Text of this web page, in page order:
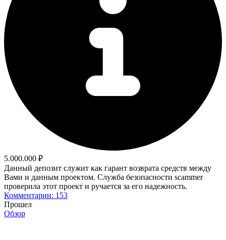
5.000.000 ₽
Данный депозит служит как гарант возврата средств между
Вами и данным проектом. Служба безопасности scammer
проверила этот проект и ручается за его надежность.
Комментарии: 153
Прошел
Обзор